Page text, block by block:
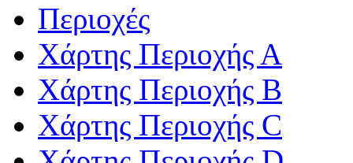
Περιοχές
Χάρτης Περιοχής Α
Χάρτης Περιοχής Β
Χάρτης Περιοχής C